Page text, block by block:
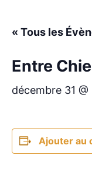
« Tous les
Entre
décembre 31
Ajouter au